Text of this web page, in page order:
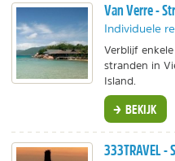
Van Verre -
Individuele
Verblijf
stranden in
Island.
BEKIJK
333TRAVEL